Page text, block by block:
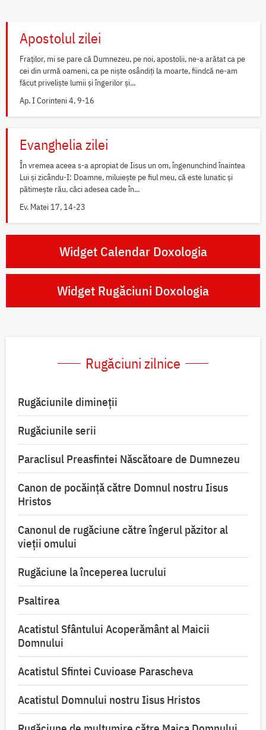
Apostolul zilei
Fraților, mi se pare că Dumnezeu, pe noi, apostolii, ne-a arătat ca pe
cei din urmă oameni, ca pe niște osândiți la moarte, fiindcă ne-am
făcut priveliște lumii și îngerilor și...
Ap. I Corinteni 4, 9-16
Evanghelia zilei
În vremea aceea s-a apropiat de Iisus un om, îngenunchind înaintea
Lui și zicându-I: Doamne, miluiește pe fiul meu, că este lunatic și
pătimește rău, căci adesea cade în...
Ev. Matei 17, 14-23
Widget Calendar Doxologia
Widget Rugăciuni Doxologia
Rugăciuni zilnice
Rugăciunile dimineții
Rugăciunile serii
Paraclisul Preasfintei Născătoare de Dumnezeu
Canon de pocăință către Domnul nostru Iisus
Hristos
Canonul de rugăciune către îngerul păzitor al
vieții omului
Rugăciune la începerea lucrului
Psaltirea
Acatistul Sfântului Acoperământ al Maicii
Domnului
Acatistul Sfintei Cuvioase Parascheva
Acatistul Domnului nostru Iisus Hristos